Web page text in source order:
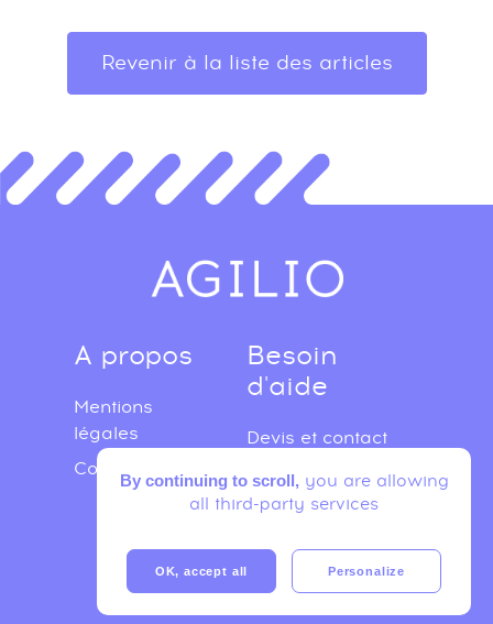
Revenir à la liste des articles
A propos
Mentions
légales
Confidentialité
Besoin
d'aide
Devis et contact
FAQ
By continuing to scroll, you are allowing
all third-party services
OK, accept all Personalize